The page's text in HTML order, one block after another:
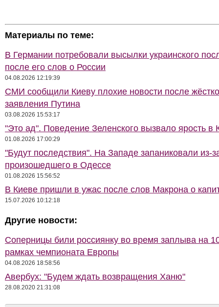
Материалы по теме:
В Германии потребовали высылки украинского
после его слов о России
04.08.2026 12:19:39
СМИ сообщили Киеву плохие новости после
заявления Путина
03.08.2026 15:53:17
"Это ад". Поведение Зеленского вызвало ярость в
01.08.2026 17:00:29
"Будут последствия". На Западе запаниковали из-
произошедшего в Одессе
01.08.2026 15:56:52
В Киеве пришли в ужас после слов Макрона о
15.07.2026 10:12:18
Другие новости:
Соперницы били россиянку во время заплыва на
рамках чемпионата Европы
04.08.2026 18:58:56
Авербух: "Будем ждать возвращения Ханю"
28.08.2020 21:31:08